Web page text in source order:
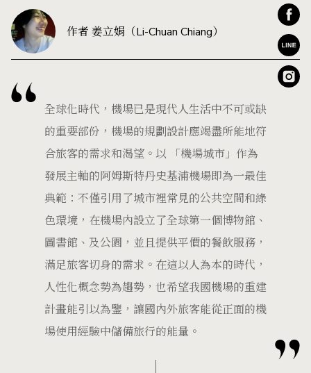
作者 姜立娟（Li-Chuan Chiang）
全球化時代，機場已是現代人生活中不可或缺
的重要部份，機場的規劃設計應竭盡所能地符
合旅客的需求和渴望。以 「機場城市」作為
發展主軸的阿姆斯特丹史基浦機場即為一最佳
典範：不僅引用了城市裡常見的公共空間和綠
色環境，在機場內設立了全球第一個博物館、
圖書館、及公園，並且提供平價的餐飲服務，
滿足旅客切身的需求。在這以人為本的時代，
人性化概念勢為趨勢，也希望我國機場的重建
計畫能引以為鑒，讓國內外旅客能從正面的機
場使用經驗中儲備旅行的能量。